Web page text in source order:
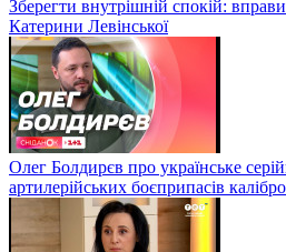
Зберегти внутрішній спокій:
Катерини Левінської
Олег Болдирєв про українське
артилерійських боєприпасів